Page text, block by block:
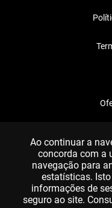
Ao continuar a
concorda com a
navegação para
estatísticas.
informações de
seguro ao site.